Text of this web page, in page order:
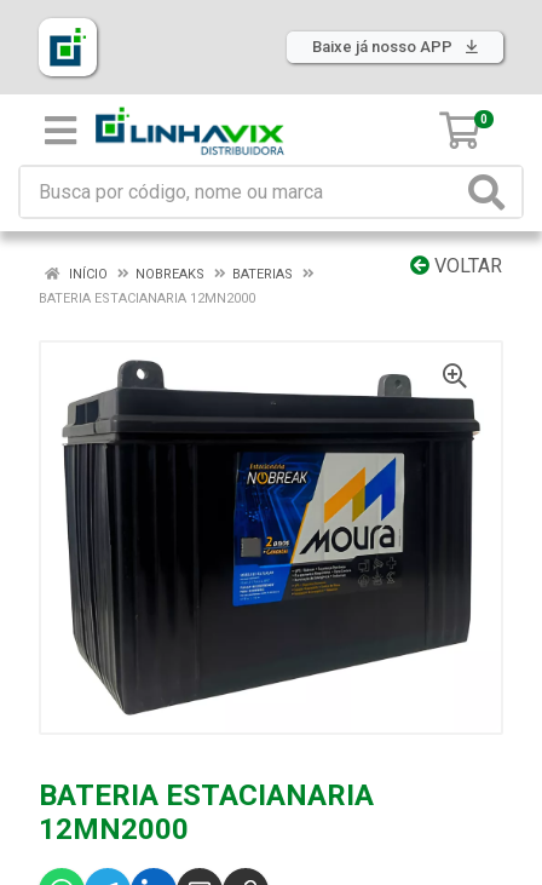
Baixe já nosso APP
0
VOLTAR
INÍCIO NOBREAKS
BATERIAS
BATERIA ESTACIANARIA 12MN2000
BATERIA ESTACIANARIA
12MN2000